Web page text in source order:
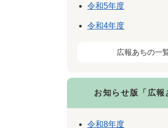
令和5年度
令和4年度
広報あちの一
お知らせ版「広報
令和8年度